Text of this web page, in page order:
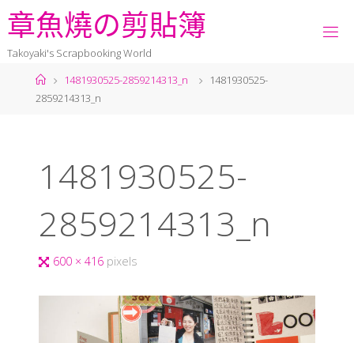
章魚燒の剪貼簿
Takoyaki's Scrapbooking World
1481930525-2859214313_n
1481930525-
2859214313_n
1481930525-
2859214313_n
600 × 416 pixels